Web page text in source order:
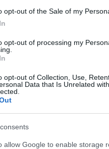
opt-out of the Sale of my
opt-out of processing my
opt-out of Collection, Use,
Data that Is Unrelated
allow Google to enable storage
och snabbast över